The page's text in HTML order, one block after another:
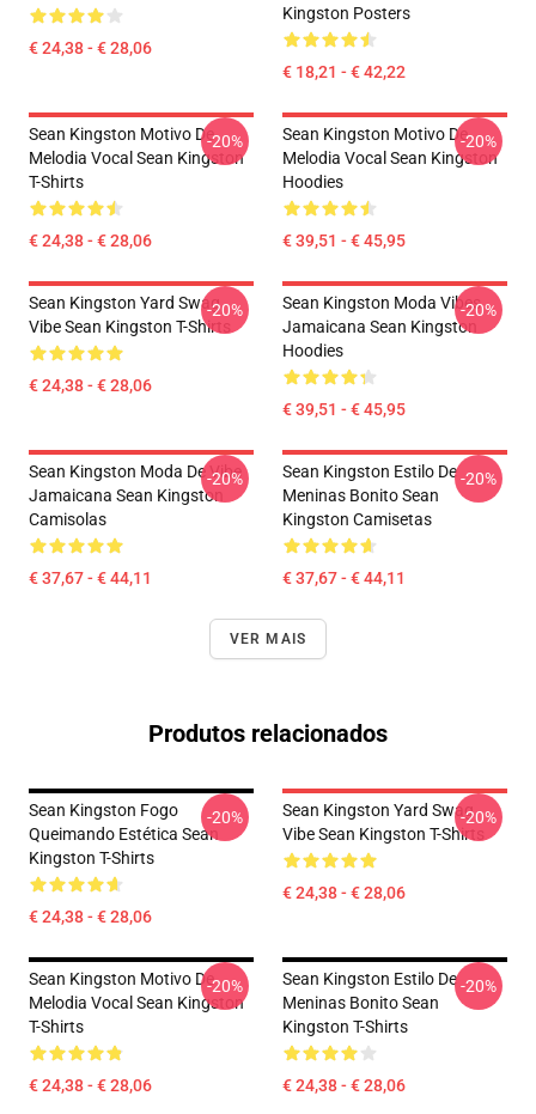
€ 24,38 - € 28,06
Kingston Posters
€ 18,21 - € 42,22
Sean Kingston Motivo De
Melodia Vocal Sean Kingston
T-Shirts
€ 24,38 - € 28,06
-20%
Sean Kingston Motivo De
Melodia Vocal Sean Kingston
Hoodies
€ 39,51 - € 45,95
-20%
Sean Kingston Yard Swag
Vibe Sean Kingston T-Shirts
€ 24,38 - € 28,06
-20%
Sean Kingston Moda Vibes
Jamaicana Sean Kingston
Hoodies
€ 39,51 - € 45,95
-20%
Sean Kingston Moda De Vibe
Jamaicana Sean Kingston
Camisolas
€ 37,67 - € 44,11
-20%
Sean Kingston Estilo De
Meninas Bonito Sean
Kingston Camisetas
€ 37,67 - € 44,11
-20%
VER MAIS
Produtos relacionados
Sean Kingston Fogo
Queimando Estética Sean
Kingston T-Shirts
€ 24,38 - € 28,06
-20%
Sean Kingston Yard Swag
Vibe Sean Kingston T-Shirts
€ 24,38 - € 28,06
-20%
Sean Kingston Motivo De
Melodia Vocal Sean Kingston
T-Shirts
€ 24,38 - € 28,06
-20%
Sean Kingston Estilo De
Meninas Bonito Sean
Kingston T-Shirts
€ 24,38 - € 28,06
-20%